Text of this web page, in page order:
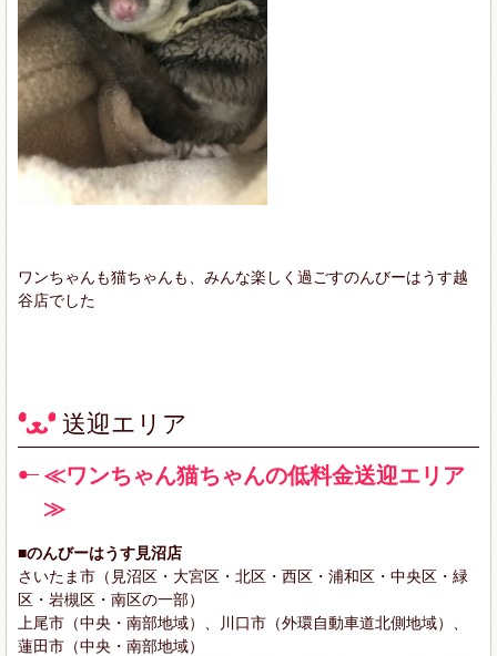
ワンちゃんも猫ちゃんも、みんな楽しく過ごすのんびーはうす越
谷店でした
送迎エリア
≪ワンちゃん猫ちゃんの低料金送迎エリア
≫
■のんびーはうす見沼店
さいたま市（見沼区・大宮区・北区・西区・浦和区・中央区・緑
区・岩槻区・南区の一部）
上尾市（中央・南部地域）、川口市（外環自動車道北側地域）、
蓮田市（中央・南部地域）